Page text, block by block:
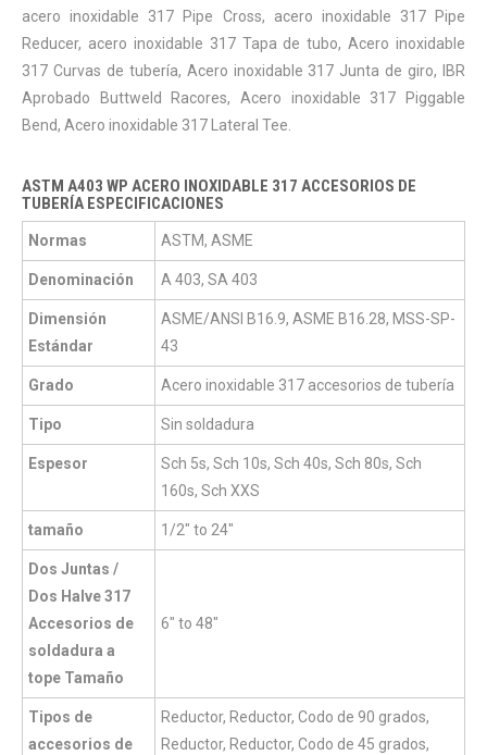
acero inoxidable 317 Pipe Cross, acero inoxidable 317 Pipe
Reducer, acero inoxidable 317 Tapa de tubo, Acero inoxidable
317 Curvas de tubería, Acero inoxidable 317 Junta de giro, IBR
Aprobado Buttweld Racores, Acero inoxidable 317 Piggable
Bend, Acero inoxidable 317 Lateral Tee.
ASTM A403 WP ACERO INOXIDABLE 317 ACCESORIOS DE
TUBERÍA ESPECIFICACIONES
Normas ASTM, ASME
Denominación A 403, SA 403
Dimensión
Estándar
ASME/ANSI B16.9, ASME B16.28, MSS-SP-
43
Grado Acero inoxidable 317 accesorios de tubería
Tipo Sin soldadura
Espesor
Sch 5s, Sch 10s, Sch 40s, Sch 80s, Sch
160s, Sch XXS
tamaño 1/2" to 24"
Dos Juntas /
Dos Halve 317
Accesorios de
soldadura a
tope Tamaño
6" to 48"
Tipos de
accesorios de
Reductor, Reductor, Codo de 90 grados,
Reductor, Reductor, Codo de 45 grados,